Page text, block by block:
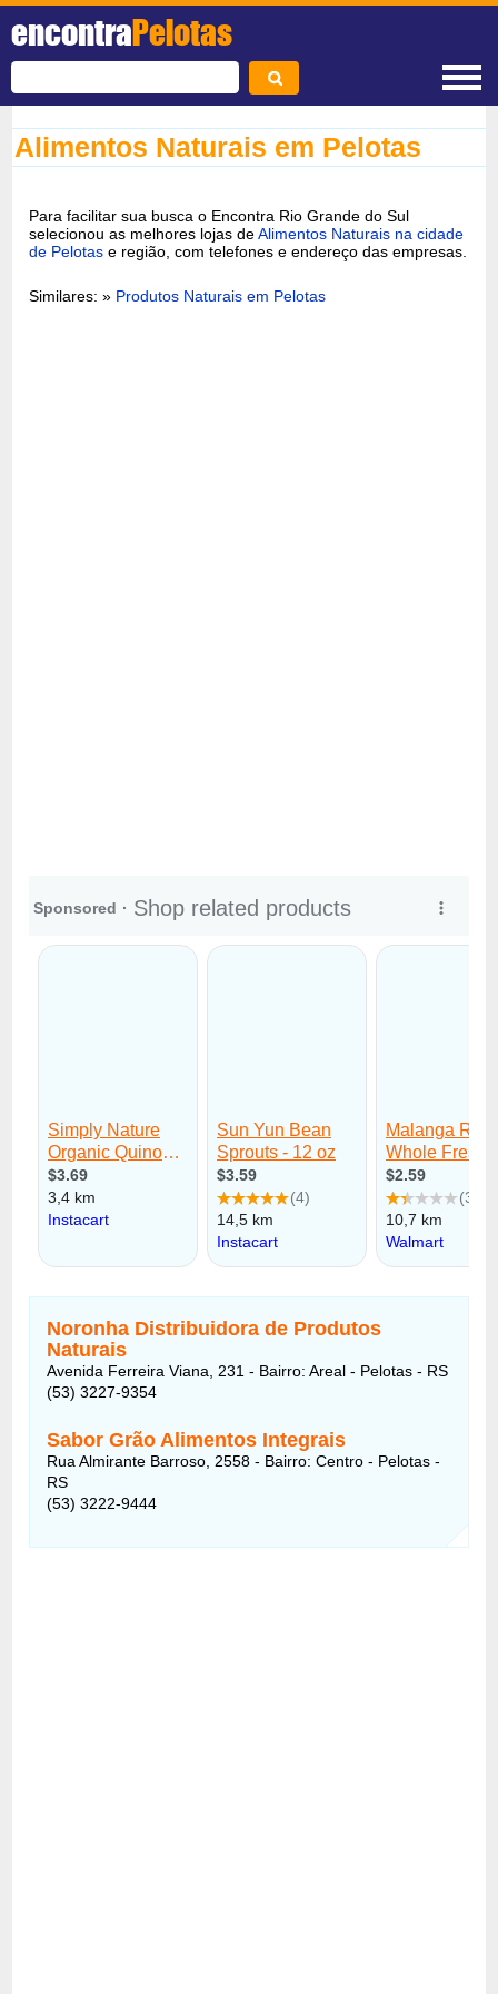
encontraPelotas
Alimentos Naturais em Pelotas
Para facilitar sua busca o Encontra Rio Grande do Sul
selecionou as melhores lojas deAlimentos Naturais na cidade
de Pelotas e região, com telefones e endereço das empresas.
Similares: » Produtos Naturais em Pelotas
Noronha Distribuidora de Produtos
Naturais
Avenida Ferreira Viana, 231 - Bairro: Areal - Pelotas - RS
(53) 3227-9354
Sabor Grão Alimentos Integrais
Rua Almirante Barroso, 2558 - Bairro: Centro - Pelotas -
RS
(53) 3222-9444